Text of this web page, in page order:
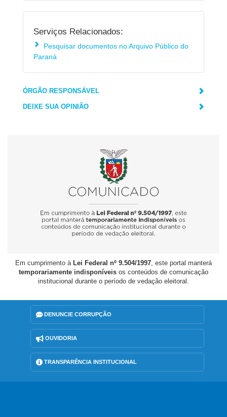
Serviços Relacionados:
Pesquisar documentos no Arquivo Público do
Paraná
ÓRGÃO RESPONSÁVEL
DEIXE SUA OPINIÃO
Em cumprimento à Lei Federal nº 9.504/1997, este portal manterá
temporariamente indisponíveis os conteúdos de comunicação
institucional durante o período de vedação eleitoral.
DENUNCIE CORRUPÇÃO
OUVIDORIA
TRANSPARÊNCIA INSTITUCIONAL